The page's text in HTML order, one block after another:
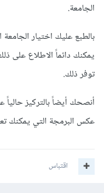
الجامعة.
بالطبع عليك اختيار
يمكنك دائماً الاطلاع على
توفر ذلك.
أنصحك أيضاً بالتركيز حالياً
عكس البرمجة التي يمكنك
اقتباس